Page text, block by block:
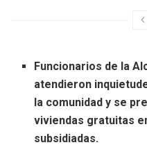
Funcionarios de la
atendieron
la comunidad y se
viviendas gratuitas
subsidiadas.